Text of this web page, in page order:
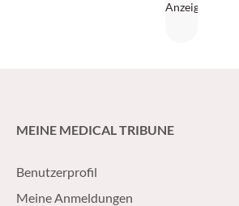
MEINE MEDICAL TRIBUNE
Benutzerprofil
Meine Anmeldungen